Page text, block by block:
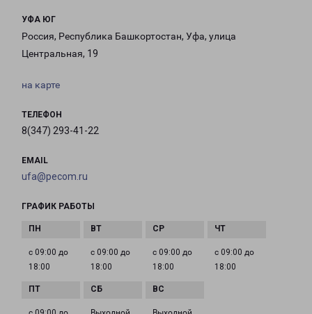
УФА ЮГ
Россия, Республика Башкортостан, Уфа, улица
Центральная, 19
на карте
ТЕЛЕФОН
8(347) 293-41-22
EMAIL
ufa@pecom.ru
ГРАФИК РАБОТЫ
с 09:00 до
18:00
с 09:00 до
18:00
с 09:00 до
18:00
с 09:00 до
18:00